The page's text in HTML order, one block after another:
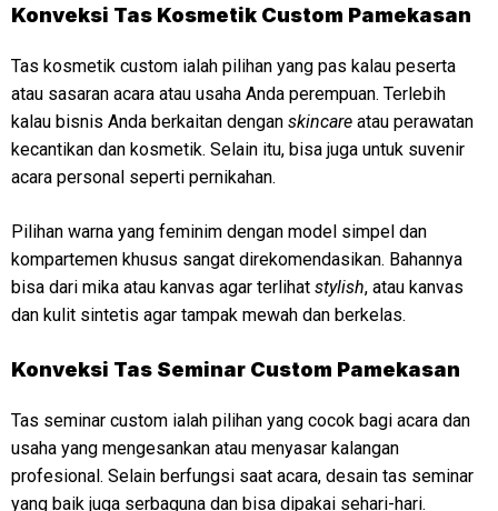
Konveksi Tas Kosmetik Custom Pamekasan
Tas kosmetik custom ialah pilihan yang pas kalau peserta
atau sasaran acara atau usaha Anda perempuan. Terlebih
kalau bisnis Anda berkaitan dengan skincare atau perawatan
kecantikan dan kosmetik. Selain itu, bisa juga untuk suvenir
acara personal seperti pernikahan.
Pilihan warna yang feminim dengan model simpel dan
kompartemen khusus sangat direkomendasikan. Bahannya
bisa dari mika atau kanvas agar terlihat stylish, atau kanvas
dan kulit sintetis agar tampak mewah dan berkelas.
Konveksi Tas Seminar Custom Pamekasan
Tas seminar custom ialah pilihan yang cocok bagi acara dan
usaha yang mengesankan atau menyasar kalangan
profesional. Selain berfungsi saat acara, desain tas seminar
yang baik juga serbaguna dan bisa dipakai sehari-hari.